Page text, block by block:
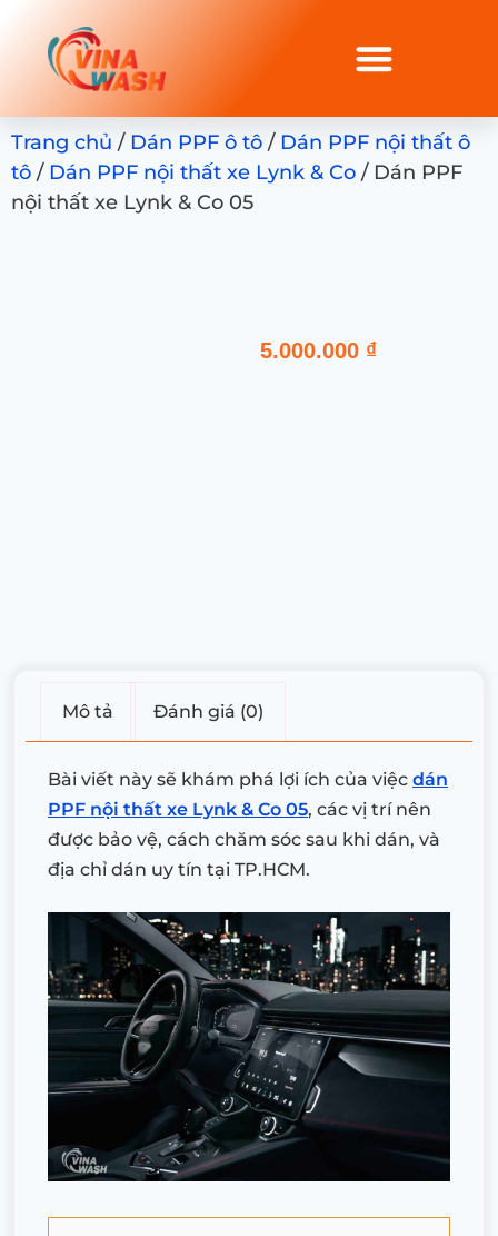
Trang chủ / Dán PPF ô tô / Dán PPF nội thất ô
tô / Dán PPF nội thất xe Lynk & Co / Dán PPF
nội thất xe Lynk & Co 05
5.000.000 ₫
Mô tả Đánh giá (0)
Bài viết này sẽ khám phá lợi ích của việc dán
PPF nội thất xe Lynk & Co 05, các vị trí nên
được bảo vệ, cách chăm sóc sau khi dán, và
địa chỉ dán uy tín tại TP.HCM.